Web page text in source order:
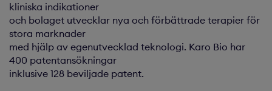
kliniska indikationer
och bolaget utvecklar nya och förbättrade terapier för
stora marknader
med hjälp av egenutvecklad teknologi. Karo Bio har
400 patentansökningar
inklusive 128 beviljade patent.